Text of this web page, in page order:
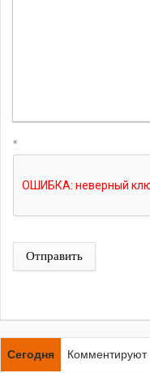
*
Отправить
Сегодня Комментируют